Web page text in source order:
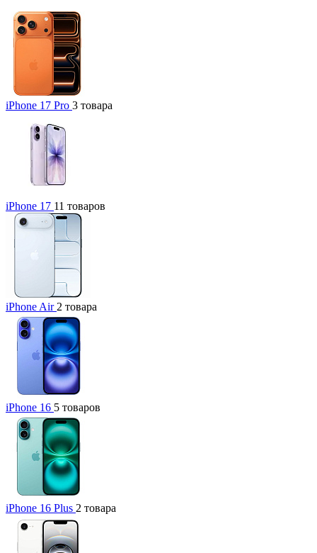
iPhone 17 Pro 3 товара
iPhone 17 11 товаров
iPhone Air 2 товара
iPhone 16 5 товаров
iPhone 16 Plus 2 товара